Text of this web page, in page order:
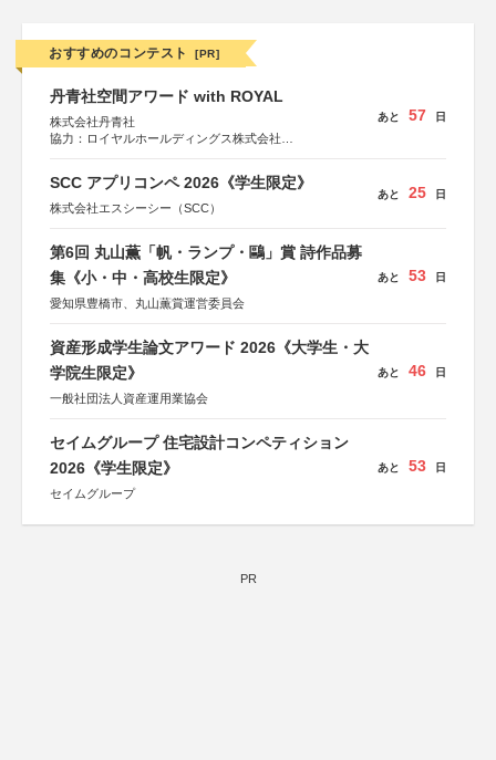
おすすめのコンテスト [PR]
丹青社空間アワード with ROYAL
株式会社丹青社
協力：ロイヤルホールディングス株式会社
あと 57 日
SCC アプリコンペ 2026《学生限定》
株式会社エスシーシー（SCC）
あと 25 日
第6回 丸山薫「帆・ランプ・鷗」賞 詩作品募
集《小・中・高校生限定》
愛知県豊橋市、丸山薫賞運営委員会
あと 53 日
資産形成学生論文アワード 2026《大学生・大
学院生限定》
一般社団法人資産運用業協会
あと 46 日
セイムグループ 住宅設計コンペティション
2026《学生限定》
セイムグループ
あと 53 日
PR